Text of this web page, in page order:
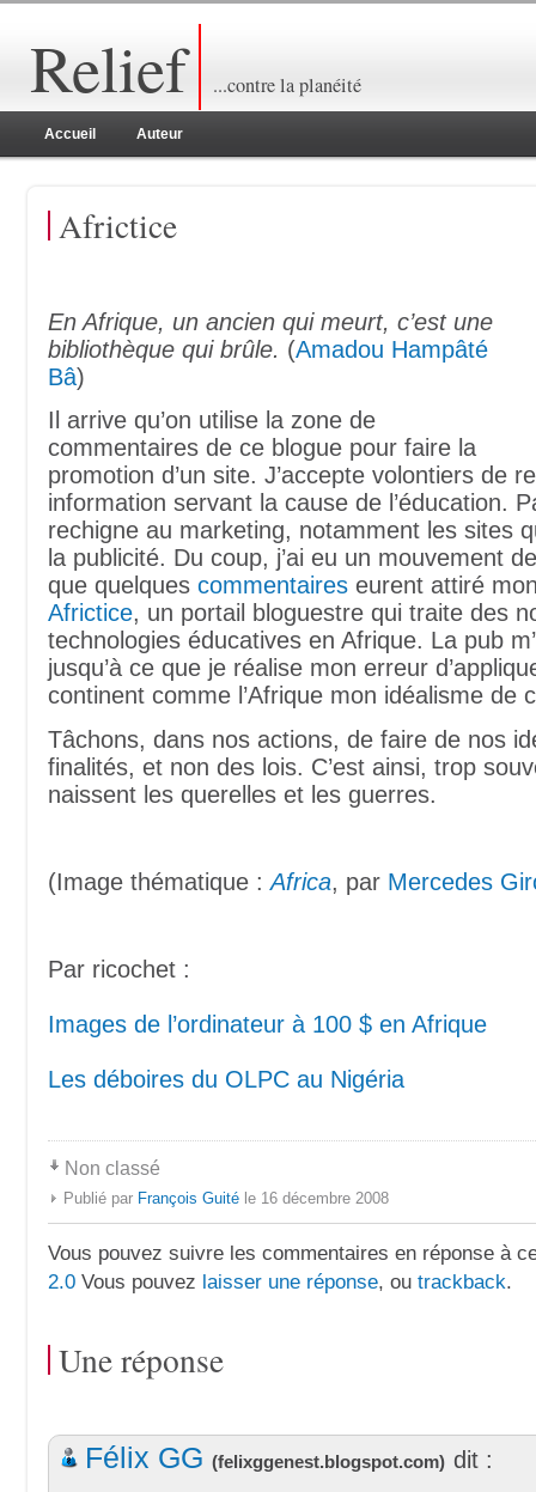
Relief ...contre la planéité
Accueil Auteur
Africtice
En Afrique, un ancien qui meurt, c’est une
bibliothèque qui brûle. (Amadou Hampâté
Bâ)
Il arrive qu’on utilise la zone de
commentaires de ce blogue pour faire la
promotion d’un site. J’accepte volontiers de
information servant la cause de l’éducation.
rechigne au marketing, notamment les sites
la publicité. Du coup, j’ai eu un mouvement
que quelques commentaires eurent attiré
Africtice, un portail bloguestre qui traite des
technologies éducatives en Afrique. La pub
jusqu’à ce que je réalise mon erreur
continent comme l’Afrique mon idéalisme de
Tâchons, dans nos actions, de faire de nos
finalités, et non des lois. C’est ainsi, trop
naissent les querelles et les guerres.
(Image thématique :Africa, par Mercedes
Par ricochet :
Images de l’ordinateur à 100 $ en Afrique
Les déboires du OLPC au Nigéria
Non classé
Publié par François Guité le 16 décembre 2008
Vous pouvez suivre les commentaires en réponse à
2.0 Vous pouvez laisser une réponse, ou trackback.
Une réponse
Félix GG (felixggenest.blogspot.com) dit :